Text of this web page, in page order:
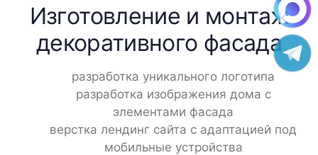
Изготовление и монтаж
декоративного фасада
разработка уникального логотипа
разработка изображения дома с
элементами фасада
верстка лендинг сайта с адаптацией под
мобильные устройства